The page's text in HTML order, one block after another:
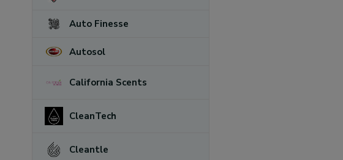
Auto Finesse
Autosol
California Scents
CleanTech
Cleantle